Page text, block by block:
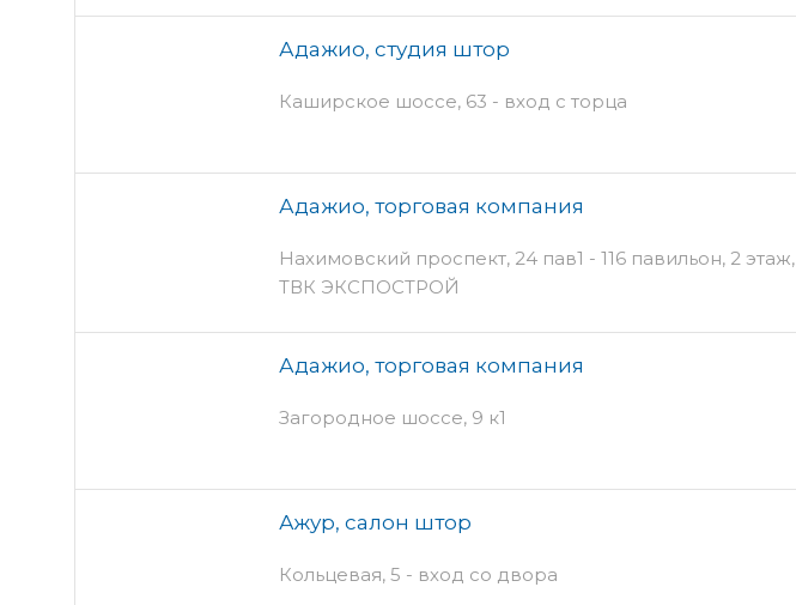
Адажио, студия штор
Каширское шоссе, 63 - вход с торца
Адажио, торговая компания
Нахимовский проспект, 24 пав1 - 116 павильон, 2 этаж,
ТВК ЭКСПОСТРОЙ
Адажио, торговая компания
Загородное шоссе, 9 к1
Ажур, салон штор
Кольцевая, 5 - вход со двора